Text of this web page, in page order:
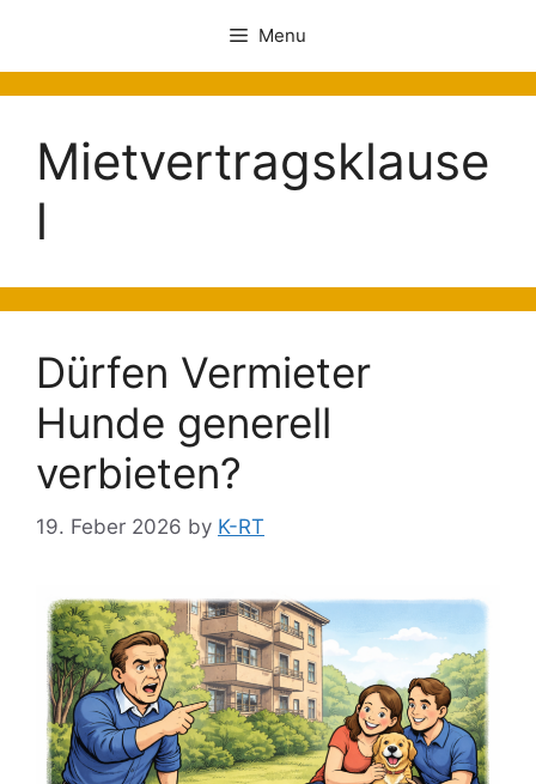
Menu
Mietvertragsklause
l
Dürfen Vermieter
Hunde generell
verbieten?
19. Feber 2026 by K-RT